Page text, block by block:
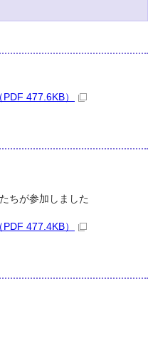
477.6KB）
ちが参加しました
477.4KB）